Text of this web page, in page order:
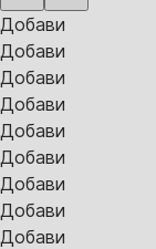
Добави
Добави
Добави
Добави
Добави
Добави
Добави
Добави
Добави